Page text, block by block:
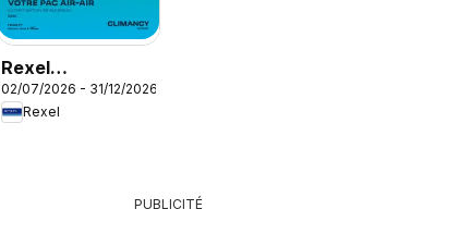
Rexel
Climatisation
réversible
02/07/2026 - 31/12/2026
Rexel
PUBLICITÉ